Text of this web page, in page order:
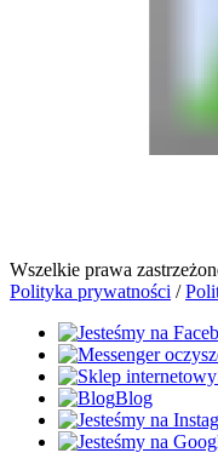
Wszelkie prawa
Polityka prywatności /
Blog